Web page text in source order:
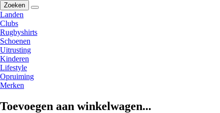
Zoeken
Landen
Clubs
Rugbyshirts
Schoenen
Uitrusting
Kinderen
Lifestyle
Opruiming
Merken
Toevoegen aan winkelwagen...